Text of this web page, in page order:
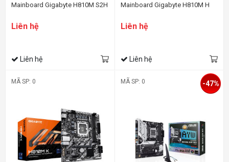
Mainboard Gigabyte H810M S2H
Liên hệ
Liên hệ
Mainboard Gigabyte H810M H
Liên hệ
Liên hệ
MÃ SP: 0 MÃ SP: 0 -47%